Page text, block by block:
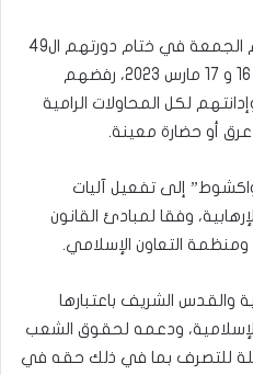
وجددوا في بيان صادر مساء اليوم الجمعة في ختام دورتهم ال49
المنعقدة في نواكشوط يومي 16 و 17 مارس 2023، رفضهم
لكل المحاولات الرامية
أو حضارة معينة.
إلى تفعيل آليات
وفقا لمبادئ القانون
التعاون الإسلامي.
والقدس الشريف باعتبارها
الإسلامية، ودعمه لحقوق الشعب
للتصرف بما في ذلك حقه في